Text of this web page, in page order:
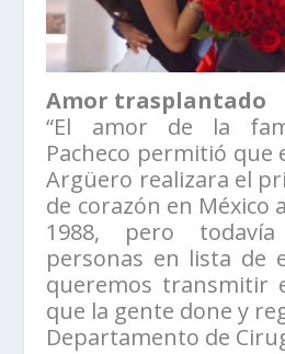
Amor trasplantado
“El amor de la
Pacheco permitió que
Argüero realizara el
de corazón en México
1988, pero
personas en lista de
queremos transmitir
que la gente done y
Departamento de